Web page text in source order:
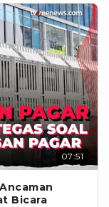
07:51
Bicara